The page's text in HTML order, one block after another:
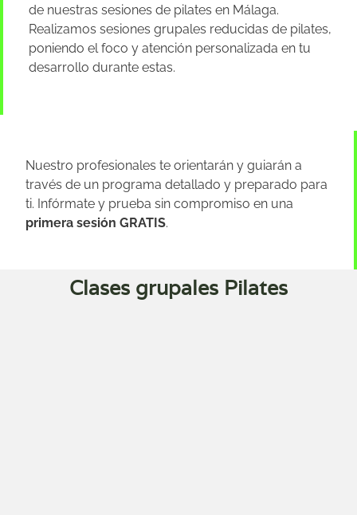
de nuestras sesiones de pilates en Málaga.
Realizamos sesiones grupales reducidas de pilates,
poniendo el foco y atención personalizada en tu
desarrollo durante estas.
Nuestro profesionales te orientarán y guiarán a
través de un programa detallado y preparado para
ti. Infórmate y prueba sin compromiso en una
primera sesión GRATIS.
Clases grupales Pilates